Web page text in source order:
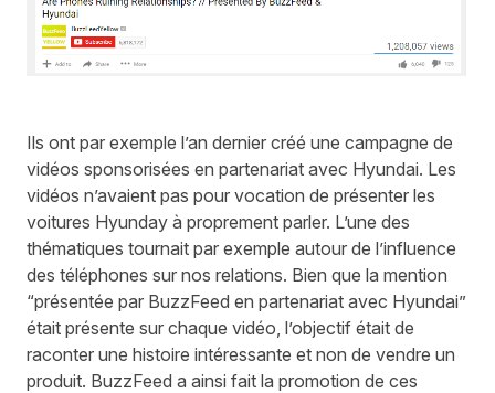
Ils ont par exemple l’an dernier créé une campagne de
vidéos sponsorisées en partenariat avec Hyundai. Les
vidéos n’avaient pas pour vocation de présenter les
voitures Hyunday à proprement parler. L’une des
thématiques tournait par exemple autour de l’influence
des téléphones sur nos relations. Bien que la mention
“présentée par BuzzFeed en partenariat avec Hyundai”
était présente sur chaque vidéo, l’objectif était de
raconter une histoire intéressante et non de vendre un
produit. BuzzFeed a ainsi fait la promotion de ces